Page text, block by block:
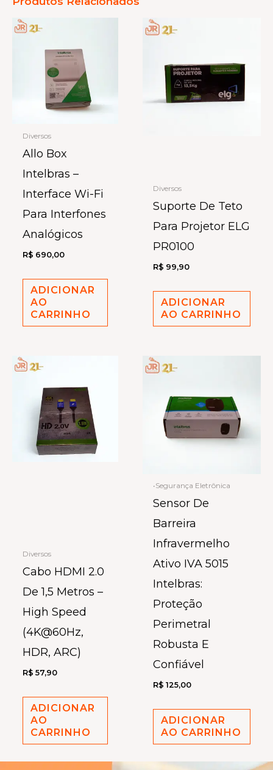
Diversos
Allo Box
Intelbras –
Interface Wi-Fi
Para Interfones
Analógicos
R$ 690,00
ADICIONAR
AO
CARRINHO
Diversos
Suporte De Teto
Para Projetor ELG
PR0100
R$ 99,90
ADICIONAR
AO CARRINHO
Diversos
Cabo HDMI 2.0
De 1,5 Metros –
High Speed
(4K@60Hz,
HDR, ARC)
R$ 57,90
ADICIONAR
AO
CARRINHO
•Segurança Eletrônica
Sensor De
Barreira
Infravermelho
Ativo IVA 5015
Intelbras:
Proteção
Perimetral
Robusta E
Confiável
R$ 125,00
ADICIONAR
AO CARRINHO